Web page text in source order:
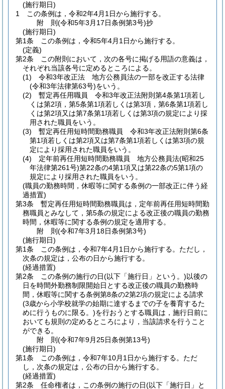
(施行期日)
1
この条例は，令和2年4月1日から施行する。
附 則(令和5年3月17日条例第3号)抄
(施行期日)
第1条
この条例は，令和5年4月1日から施行する。
(定義)
第2条
この附則において，次の各号に掲げる用語の意義は，
それぞれ当該各号に定めるところによる。
(1)
令和3年改正法 地方公務員法の一部を改正する法律
(令和3年法律第63号)をいう。
(2)
暫定再任用職員 令和3年改正法附則第4条第1項若し
くは第2項，第5条第1項若しくは第3項，第6条第1項若し
くは第2項又は第7条第1項若しくは第3項の規定により採
用された職員をいう。
(3)
暫定再任用短時間勤務職員 令和3年改正法附則第6条
第1項若しくは第2項又は第7条第1項若しくは第3項の規
定により採用された職員をいう。
(4)
定年前再任用短時間勤務職員 地方公務員法(昭和25
年法律第261号)第22条の4第1項又は第22条の5第1項の
規定により採用された職員をいう。
(職員の勤務時間，休暇等に関する条例の一部改正に伴う経
過措置)
第3条
暫定再任用短時間勤務職員は，定年前再任用短時間勤
務職員とみなして，第5条の規定による改正後の職員の勤務
時間，休暇等に関する条例の規定を適用する。
附 則(令和7年3月18日条例第3号)
(施行期日)
第1条
この条例は，令和7年4月1日から施行する。 ただし，
次条の規定は，公布の日から施行する。
(経過措置)
第2条
この条例の施行の日(以下「施行日」という。)以後の
日を時間外勤務制限開始日とする改正後の職員の勤務時
間，休暇等に関する条例第8条の2第2項の規定による請求
(3歳から小学校就学の始期に達するまでの子を養育するた
めに行うものに限る。)を行おうとする職員は，施行日前に
おいても規則の定めるところにより，当該請求を行うこと
ができる。
附 則(令和7年9月25日条例第13号)
(施行期日)
第1条
この条例は，令和7年10月1日から施行する。 ただ
し，次条の規定は，公布の日から施行する。
(経過措置)
第2条
任命権者は，この条例の施行の日(以下「施行日」と